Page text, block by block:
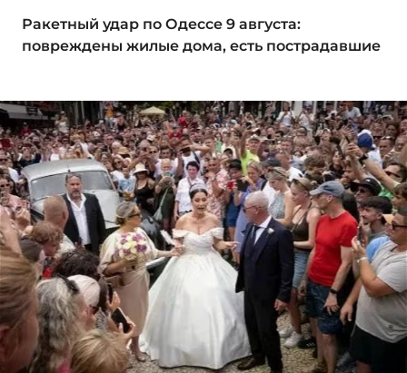
Ракетный удар по Одессе 9 августа:
повреждены жилые дома, есть пострадавшие